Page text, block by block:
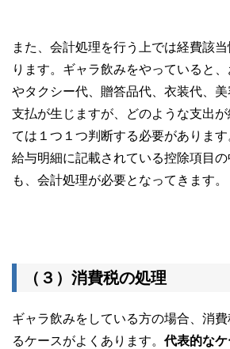
また、会計処理を行う上では経費該
ります。ギャラ飲みをやっていると
やタクシー代、贈答品代、衣装代、
支払が生じますが、どのような支出
ては１つ１つ判断する必要がありま
給与明細に記載されている控除項目
も、会計処理が必要となってきます。
（３）消費税の処理
ギャラ飲みをしている方の場合、消
るケースがよくあります。代表的な